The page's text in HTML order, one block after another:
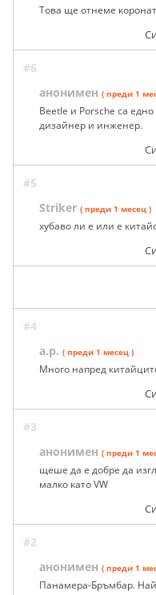
Това ще отнеме
#6
анонимен ( преди 1
Beetle и Porsche са
дизайнер и инженер.
#5
Striker ( преди 1 месец )
хубаво ли е или е
#4
a.p. ( преди 1 месец )
Много напред
#3
анонимен ( преди 1
щеше да е добре да
малко като VW
#2
анонимен ( преди 1
Панамера-Бръмбар.